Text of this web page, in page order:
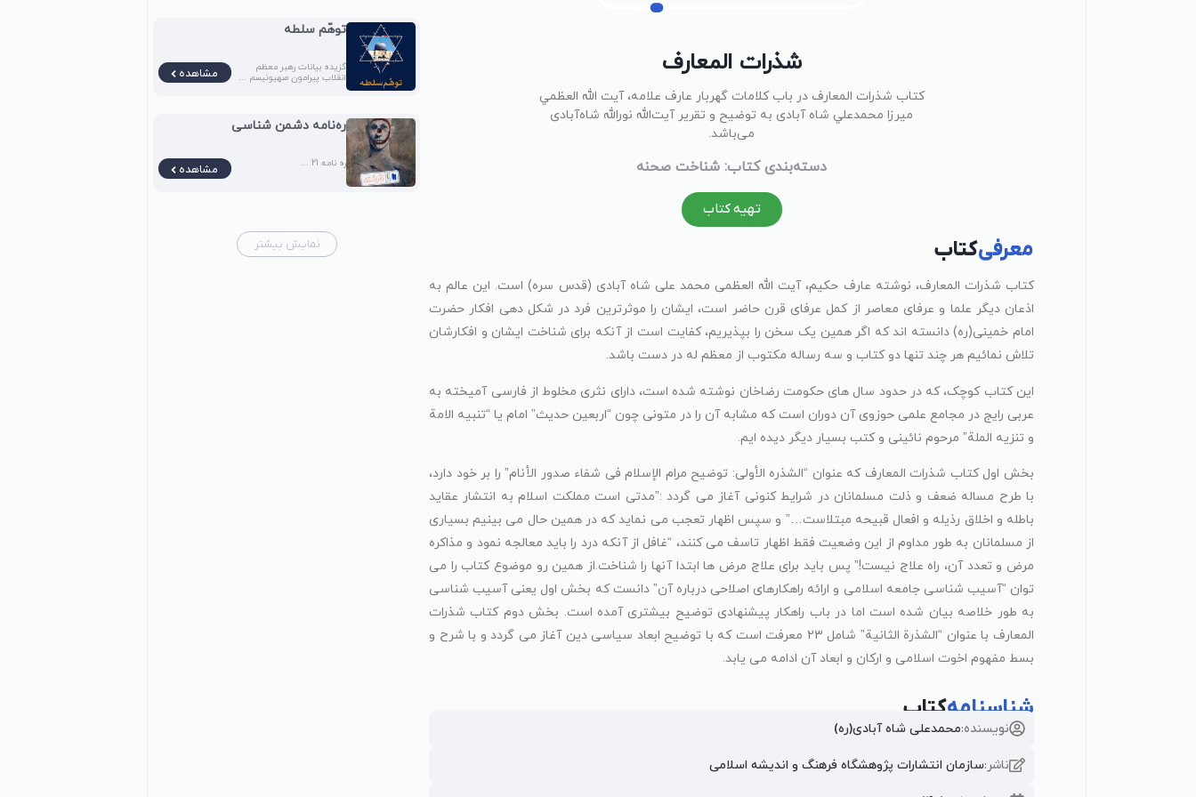
شذرات المعارف
کتاب شذرات المعارف در باب کلامات گهربار ﻋﺎرف ﻋﻼﻣﻪ، آﻳﺖ اﷲ اﻟﻌﻈﻤﻲ
ﻣﻴﺮزا ﻣﺤﻤﺪﻋﻠﻲ ﺷﺎه آﺑﺎدی به توضیح و تقریر آیت‌الله نورالله شاه‌آبادی
می‌باشد.
دسته‌بندی کتاب: شناخت صحنه
تهیه کتاب
معرفیکتاب
کتاب شذرات المعارف، نوشته عارف حکیم، آیت الله العظمی محمد علی شاه آبادی (قدس سره) است. این عالم به
اذعان دیگر علما و عرفای معاصر از کمل عرفای قرن حاضر است، ایشان را موثرترین فرد در شکل دهی افکار حضرت
امام خمینی(ره) دانسته اند که اگر همین یک سخن را بپذیریم، کفایت است از آنکه برای شناخت ایشان و افکارشان
تلاش نمائیم هر چند تنها دو کتاب و سه رساله مکتوب از معظم له در دست باشد.
این کتاب کوچک، که در حدود سال های حکومت رضاخان نوشته شده است، دارای نثری مخلوط از فارسی آمیخته به
عربی رایج در مجامع علمی حوزوی آن دوران است که مشابه آن را در متونی چون “اربعین حدیث” امام یا “تنبیه الامة
و تنزیه الملة” مرحوم نائینی و کتب بسیار دیگر دیده ایم.
بخش اول کتاب شذرات المعارف که عنوان “الشذره الأولی: توضیح مرام الإسلام فی شفاء صدور الأنام” را بر خود دارد،
با طرح مساله ضعف و ذلت مسلمانان در شرایط کنونی آغاز می گردد :”مدتی است مملکت اسلام به انتشار عقاید
باطله و اخلاق رذیله و افعال قبیحه مبتلاست…” و سپس اظهار تعجب می نماید که در همین حال می بینیم بسیاری
از مسلمانان به طور مداوم از این وضعیت فقط اظهار تاسف می کنند، “غافل از آنکه درد را باید معالجه نمود و مذاکره
مرض و تعدد آن، راه علاج نیست!” پس باید برای علاج مرض ها ابتدا آنها را شناخت.از همین رو موضوع کتاب را می
توان “آسیب شناسی جامعه اسلامی و ارائه راهکارهای اصلاحی درباره آن” دانست که بخش اول یعنی آسیب شناسی
به طور خلاصه بیان شده است اما در باب راهکار پیشنهادی توضیح بیشتری آمده است. بخش دوم کتاب شذرات
المعارف با عنوان “الشذرة الثانیة” شامل 23 معرفت است که با توضیح ابعاد سیاسی دین آغاز می گردد و با شرح و
بسط مفهوم اخوت اسلامی و ارکان و ابعاد آن ادامه می یابد.
شناسنامهکتاب
نویسنده:محمدعلی شاه آبادی(ره)
ناشر:سازمان انتشارات پژوهشگاه فرهنگ و اندیشه اسلامی
توهّم سلطه
گزیده بیانات رهبر معظم
انقلاب پیرامون صهیونیسم ...
مشاهده
ره‌نامه‌ دشمن شناسی
ره نامه 21 ... مشاهده
نمایش بیشتر